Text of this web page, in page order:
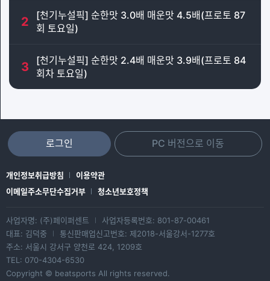
2
[천기누설픽] 순한맛 3.0배 매운맛 4.5배(프로토 87
회 토요일)
3
[천기누설픽] 순한맛 2.4배 매운맛 3.9배(프로토 84
회차 토요일)
로그인 PC 버전으로 이동
개인정보취급방침
이용약관
이메일주소무단수집거부
청소년보호정책
사업자명: (주)페이퍼센트
사업자등록번호: 801-87-00461
대표: 김덕중
통신판매업신고번호: 제2018-서울강서-1277호
주소: 서울시 강서구 양천로 424, 1209호
TEL: 070-4304-6530
Copyright © beatsports All rights reserved.